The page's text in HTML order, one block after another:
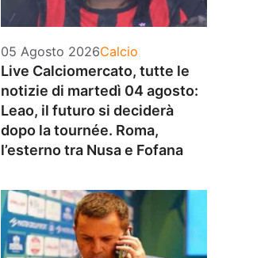
05 Agosto 2026Categorie
Calcio
Live Calciomercato, tutte le
notizie di martedì 04 agosto:
Leao, il futuro si deciderà
dopo la tournée. Roma,
l’esterno tra Nusa e Fofana